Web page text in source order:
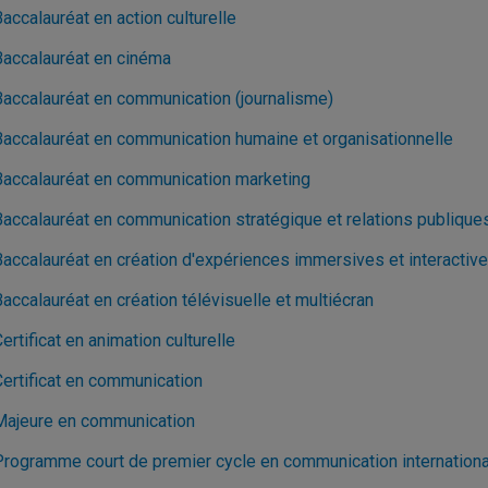
en action culturelle
en cinéma
en communication (journalisme)
en communication humaine et organisationnelle
en communication marketing
en communication stratégique et relations
en création d'expériences immersives et
en création télévisuelle et multiécran
en animation culturelle
en communication
en communication
court de premier cycle en communication